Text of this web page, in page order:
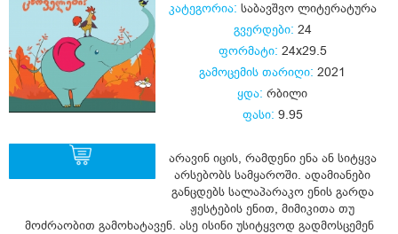
კატეგორია: საბავშვო ლიტერატურა
გვერდები: 24
ფორმატი: 24x29.5
გამოცემის თარიღი: 2021
ყდა: რბილი
ფასი: 9.95
არავინ იცის, რამდენი ენა ან სიტყვა
არსებობს სამყაროში. ადამიანები
განცდებს სალაპარაკო ენის გარდა
ჟესტების ენით, მიმიკითა თუ
მოძრაობით გამოხატავენ. ასე ისინი უსიტყვოდ გადმოსცემენ